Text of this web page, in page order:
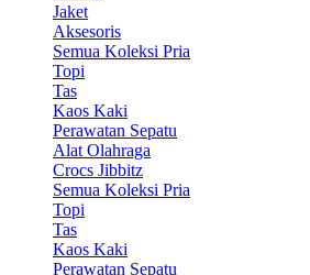
Jaket
Aksesoris
Semua Koleksi Pria
Topi
Tas
Kaos Kaki
Perawatan Sepatu
Alat Olahraga
Crocs Jibbitz
Semua Koleksi Pria
Topi
Tas
Kaos Kaki
Perawatan Sepatu